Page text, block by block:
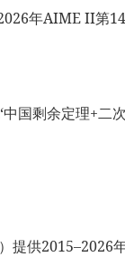
年AIME II第14
国剩余定理+二
2015–2026